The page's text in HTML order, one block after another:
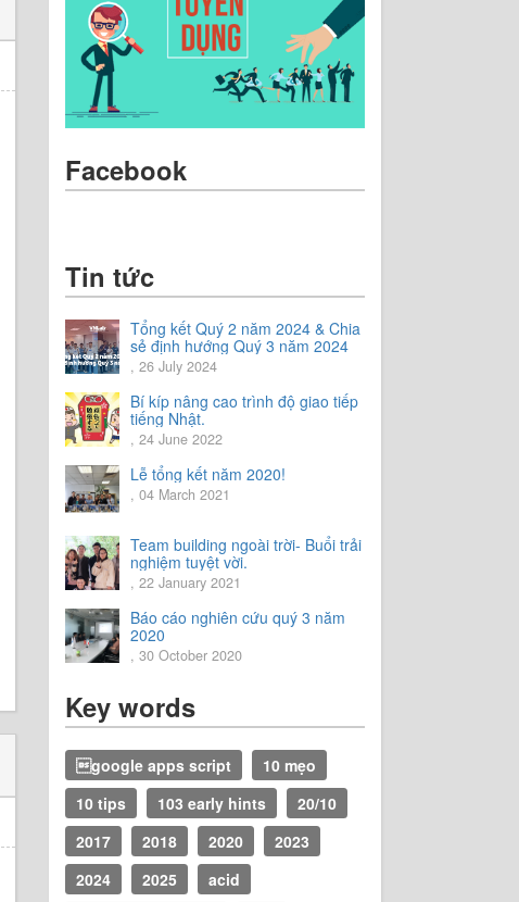
Facebook
Tin tức
Tổng kết Quý 2 năm 2024 & Chia
sẻ định hướng Quý 3 năm 2024
, 26 July 2024
Bí kíp nâng cao trình độ giao tiếp
tiếng Nhật.
, 24 June 2022
Lễ tổng kết năm 2020!
, 04 March 2021
Team building ngoài trời- Buổi trải
nghiệm tuyệt vời.
, 22 January 2021
Báo cáo nghiên cứu quý 3 năm
2020
, 30 October 2020
Key words
google apps script
10 mẹo
10 tips
103 early hints
20/10
2017
2018 2020
2023
2024
2025
acid